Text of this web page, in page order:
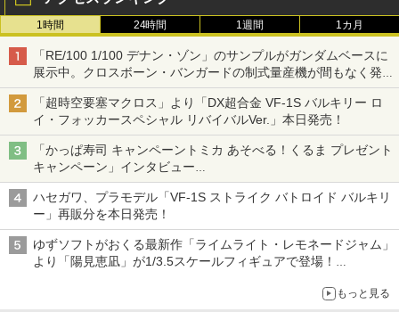
1時間 24時間 1週間 1カ月
「RE/100 1/100 デナン・ゾン」のサンプルがガンダムベースに
展示中。クロスボーン・バンガードの制式量産機が間もなく発送
【ガンダムベース撮り下ろし】
「超時空要塞マクロス」より「DX超合金 VF-1S バルキリー ロ
イ・フォッカースペシャル リバイバルVer.」本日発売！
「かっぱ寿司 キャンペーントミカ あそべる！くるま プレゼント
キャンペーン」インタビュー
子どもが楽しめるかっぱ寿司ならではの体験とコラボの楽しさを
追求
ハセガワ、プラモデル「VF-1S ストライク バトロイド バルキリ
ー」再販分を本日発売！
ゆずソフトがおくる最新作「ライムライト・レモネードジャム」
より「陽見恵凪」が1/3.5スケールフィギュアで登場！
もっと見る